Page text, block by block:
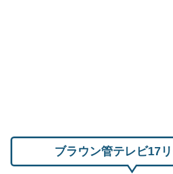
ブラウン管テレビ17